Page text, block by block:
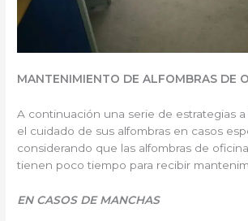
MANTENIMIENTO DE ALFOMBRAS DE
A continuación una serie de estrategias
el cuidado de sus alfombras en casos
considerando que las alfombras de
tienen poco tiempo para recibir
EN CASOS DE MANCHAS